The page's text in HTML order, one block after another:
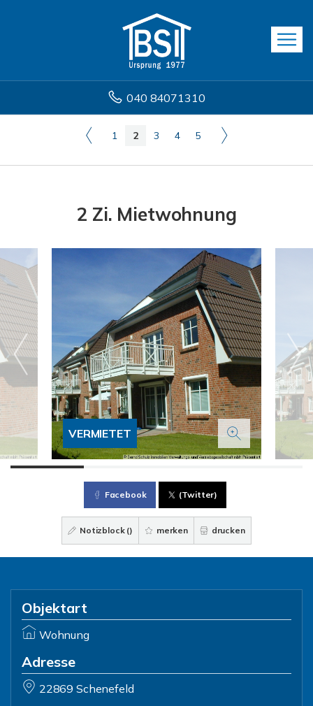
040 84071310
1 2 3 4 5
2 Zi. Mietwohnung
VERMIETET
Facebook (Twitter)
Notizblock () merken drucken
Objektart
Wohnung
Adresse
22869 Schenefeld